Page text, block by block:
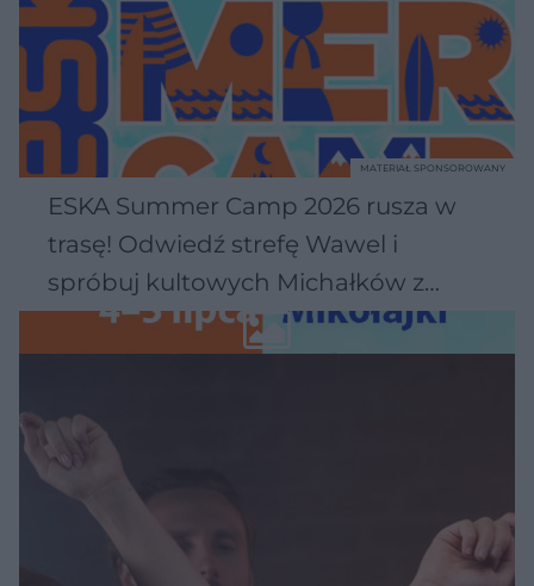
ESKA Summer Camp 2026 rusza w
trasę! Odwiedź strefę Wawel i
spróbuj kultowych Michałków z
Wawelu
MATERIAŁ SPONSOROWANY